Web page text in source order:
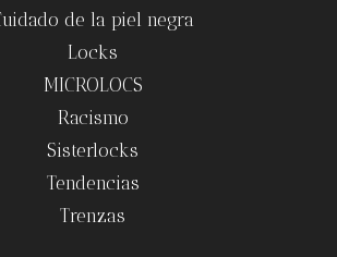
de la piel negra
Locks
MICROLOCS
Racismo
Sisterlocks
Tendencias
Trenzas